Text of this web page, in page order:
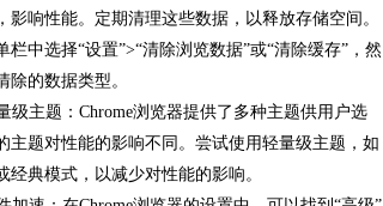
影响性能。定期清理这些数据，以释放存储空间。
栏中选择“设置”>“清除浏览数据”或“清除缓存”，然
除的数据类型。
级主题：Chrome浏览器提供了多种主题供用户选
主题对性能的影响不同。尝试使用轻量级主题，如
经典模式，以减少对性能的影响。